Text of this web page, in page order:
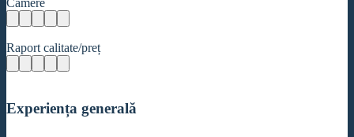
Raport calitate/preț
Experiența generală